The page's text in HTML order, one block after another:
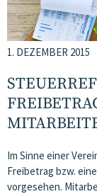
1. DEZEMBER 2015
Im Sinne einer
Freibetrag bzw.
vorgesehen.